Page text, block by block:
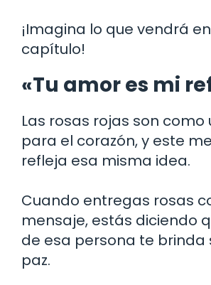
¡Imagina lo que vendrá
capítulo!
«Tu amor es mi
Las rosas rojas son como
para el corazón, y este
refleja esa misma idea.
Cuando entregas rosas
mensaje, estás diciendo
de esa persona te brinda
paz.